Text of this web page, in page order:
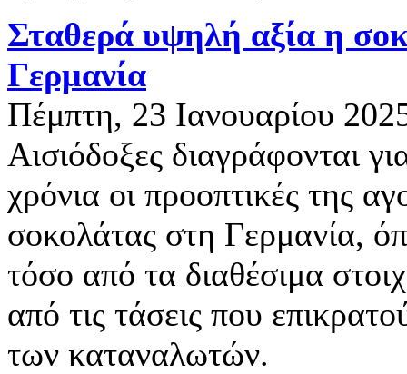
Σταθερά υψηλή αξία η
Γερμανία
Πέμπτη, 23 Ιανουαρίου
Αισιόδοξες διαγράφονται
χρόνια οι προοπτικές της
σοκολάτας στη Γερμανία,
τόσο από τα διαθέσιμα
από τις τάσεις που
των καταναλωτών.